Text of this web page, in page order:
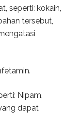
seperti: kokain,
tersebut,
Nipam,
dapat